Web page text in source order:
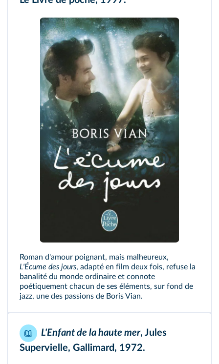
Roman d'amour poignant, mais malheureux,
L'Écume des jours, adapté en film deux fois, refuse la
banalité du monde ordinaire et connote
poétiquement chacun de ses éléments, sur fond de
jazz, une des passions de Boris Vian.
L'Enfant de la haute mer, Jules
Supervielle, Gallimard, 1972.